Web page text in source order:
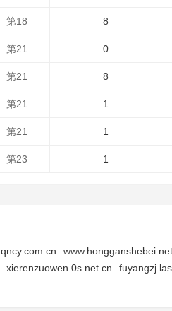
第18 8
第21 0
第21 8
第21 1
第21 1
第23 1
qncy.com.cn www.hongganshebei.net
xierenzuowen.0s.net.cn